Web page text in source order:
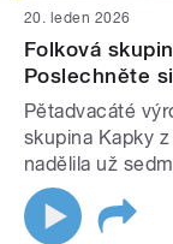
20. leden 2026
Folková
Poslechněte
Pětadvacáté
skupina Kapky
nadělila už